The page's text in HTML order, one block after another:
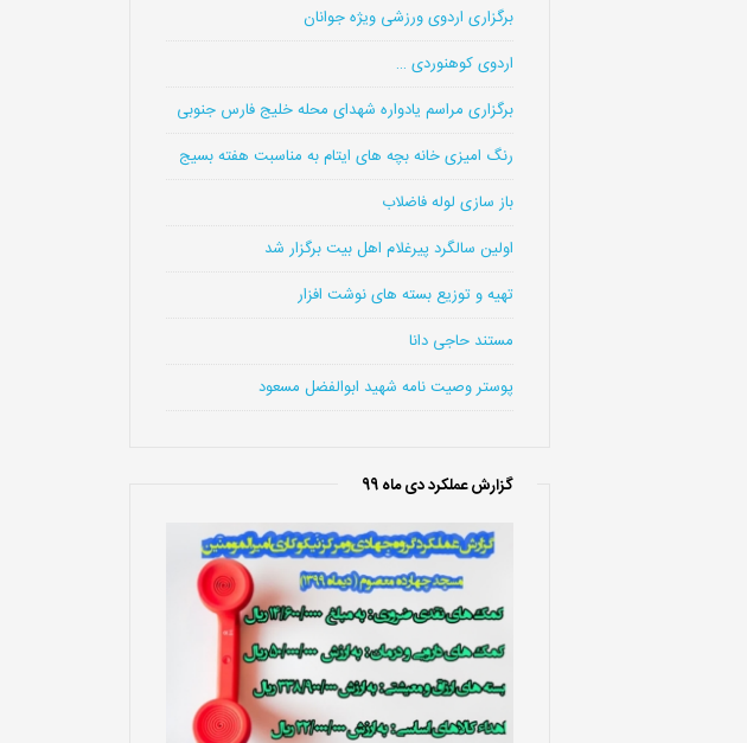
برگزاری اردوی ورزشی ویژه جوانان
اردوی کوهنوردی …
برگزاری مراسم یادواره شهدای محله خلیج فارس جنوبی
رنگ امیزی خانه بچه های ایتام به مناسبت هفته بسیج
باز سازی لوله فاضلاب
اولین سالگرد پیرغلام اهل بیت برگزار شد
تهیه و توزیع بسته های نوشت افزار
مستند حاجی دانا
پوستر وصیت نامه شهید ابوالفضل مسعود
گزارش عملکرد دی ماه 99